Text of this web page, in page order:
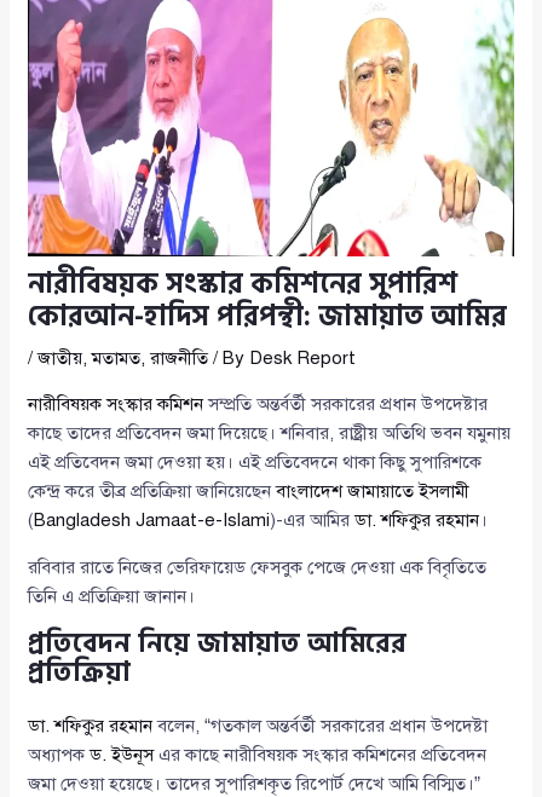
নারীবিষয়ক সংস্কার কমিশনের সুপারিশ
কোরআন-হাদিস পরিপন্থী: জামায়াত আমির
/জাতীয়,মতামত,রাজনীতি/ By Desk Report
নারীবিষয়ক সংস্কার কমিশনসম্প্রতি অন্তর্বর্তী সরকারের প্রধান উপদেষ্টার
কাছে তাদের প্রতিবেদন জমা দিয়েছে। শনিবার, রাষ্ট্রীয় অতিথি ভবন যমুনায়
এই প্রতিবেদন জমা দেওয়া হয়। এই প্রতিবেদনে থাকা কিছু সুপারিশকে
কেন্দ্র করে তীব্র প্রতিক্রিয়া জানিয়েছেনবাংলাদেশ জামায়াতে ইসলামী
(Bangladesh Jamaat-e-Islami)-এর আমিরডা. শফিকুর রহমান।
রবিবার রাতে নিজের ভেরিফায়েড ফেসবুক পেজে দেওয়া এক বিবৃতিতে
তিনি এ প্রতিক্রিয়া জানান।
প্রতিবেদন নিয়ে জামায়াত আমিরের
প্রতিক্রিয়া
ডা. শফিকুর রহমানবলেন, “গতকাল অন্তর্বর্তী সরকারের প্রধান উপদেষ্টা
অধ্যাপকড. ইউনূসএর কাছে নারীবিষয়ক সংস্কার কমিশনের প্রতিবেদন
জমা দেওয়া হয়েছে। তাদের সুপারিশকৃত রিপোর্ট দেখে আমি বিস্মিত।”